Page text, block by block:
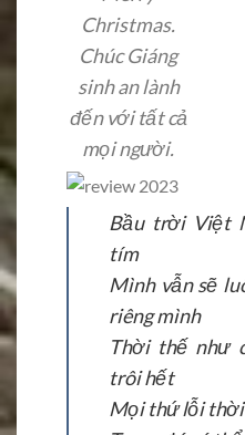
Christmas.
Chúc Giáng
sinh an lành
đến với tất cả
mọi người.
Bầu trời Việt
tím
Mình vẫn sẽ
riêng mình
Thời thế như
trôi hết
Mọi thứ lỗi